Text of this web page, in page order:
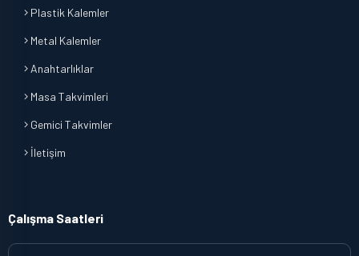
Plastik Kalemler
Metal Kalemler
Anahtarlıklar
Masa Takvimleri
Gemici Takvimler
İletişim
Çalışma Saatleri